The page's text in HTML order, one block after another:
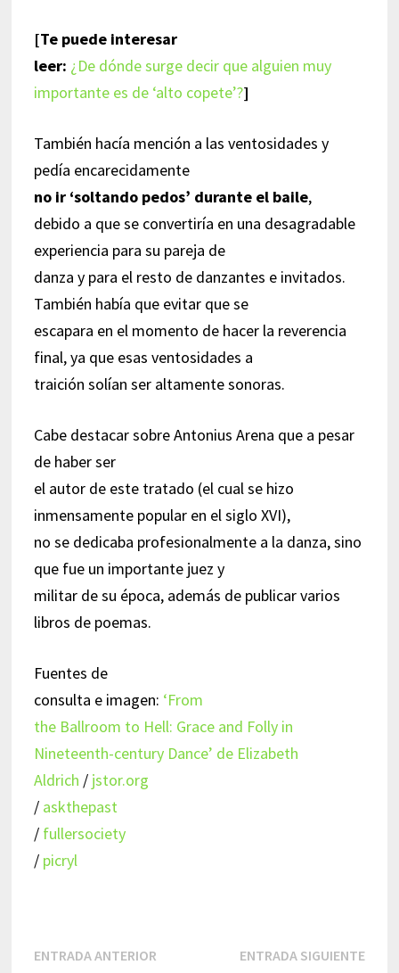
[Te puede interesar
leer: ¿De dónde surge decir que alguien muy
importante es de ‘alto copete’?]
También hacía mención a las ventosidades y
pedía encarecidamente
no ir ‘soltando pedos’ durante el baile,
debido a que se convertiría en una desagradable
experiencia para su pareja de
danza y para el resto de danzantes e invitados.
También había que evitar que se
escapara en el momento de hacer la reverencia
final, ya que esas ventosidades a
traición solían ser altamente sonoras.
Cabe destacar sobre Antonius Arena que a pesar
de haber ser
el autor de este tratado (el cual se hizo
inmensamente popular en el siglo XVI),
no se dedicaba profesionalmente a la danza, sino
que fue un importante juez y
militar de su época, además de publicar varios
libros de poemas.
Fuentes de
consulta e imagen: ‘From
the Ballroom to Hell: Grace and Folly in
Nineteenth-century Dance’ de Elizabeth
Aldrich / jstor.org
/ askthepast
/ fullersociety
/ picryl
Navegación
ENTRADA ANTERIOREntrada
ENTRADA SIGUIENTE